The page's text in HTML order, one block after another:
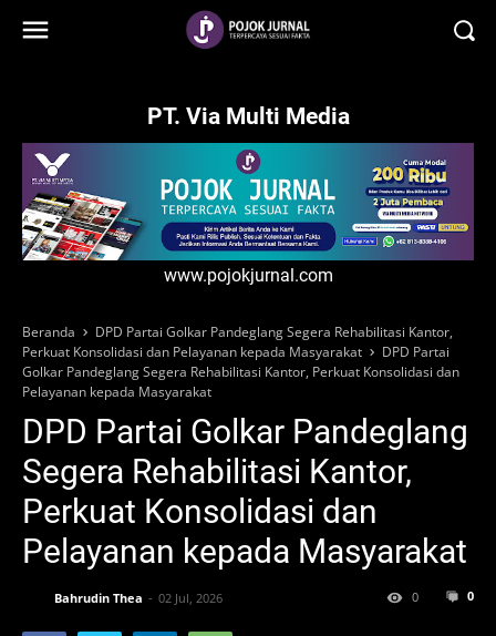
PT. Via Multi Media
www.pojokjurnal.com
Beranda
DPD Partai Golkar Pandeglang Segera Rehabilitasi Kantor,
Perkuat Konsolidasi dan Pelayanan kepada Masyarakat
DPD Partai
Golkar Pandeglang Segera Rehabilitasi Kantor, Perkuat Konsolidasi dan
Pelayanan kepada Masyarakat
DPD Partai Golkar Pandeglang
Segera Rehabilitasi Kantor,
Perkuat Konsolidasi dan
Pelayanan kepada Masyarakat
Bahrudin Thea 02 Jul, 2026 0
0